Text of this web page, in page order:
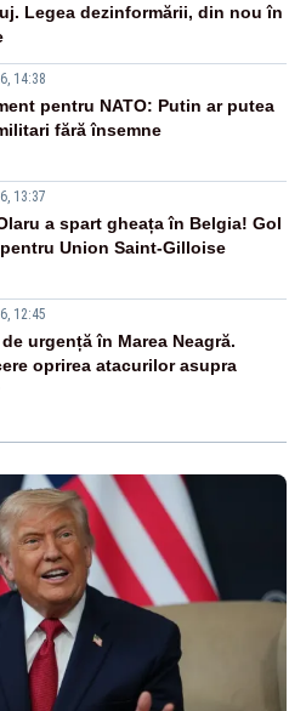
Legea dezinformării, din nou în
14:38
pentru NATO: Putin ar putea
fără însemne
13:37
a spart gheața în Belgia! Gol
Union Saint-Gilloise
12:45
urgență în Marea Neagră.
oprirea atacurilor asupra